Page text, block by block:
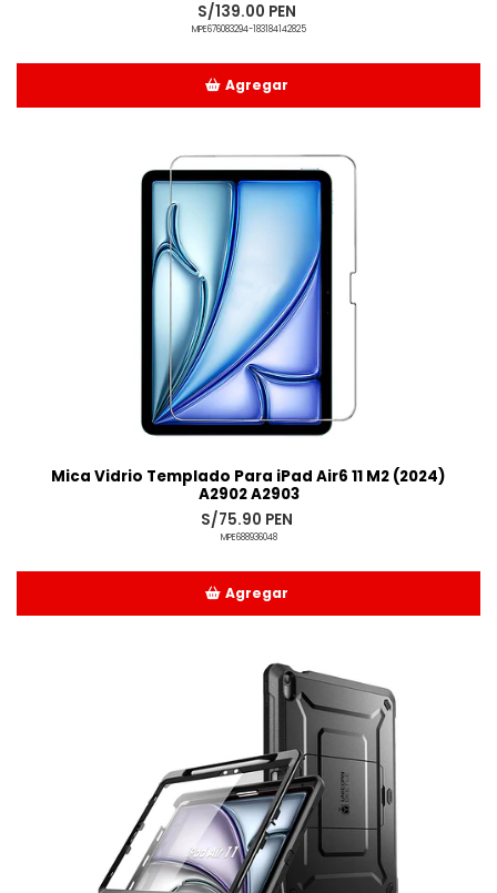
S/139.00 PEN
MPE676083294-183184142825
Agregar
Mica Vidrio Templado Para iPad Air6 11 M2 (2024)
A2902 A2903
S/75.90 PEN
MPE688936048
Agregar